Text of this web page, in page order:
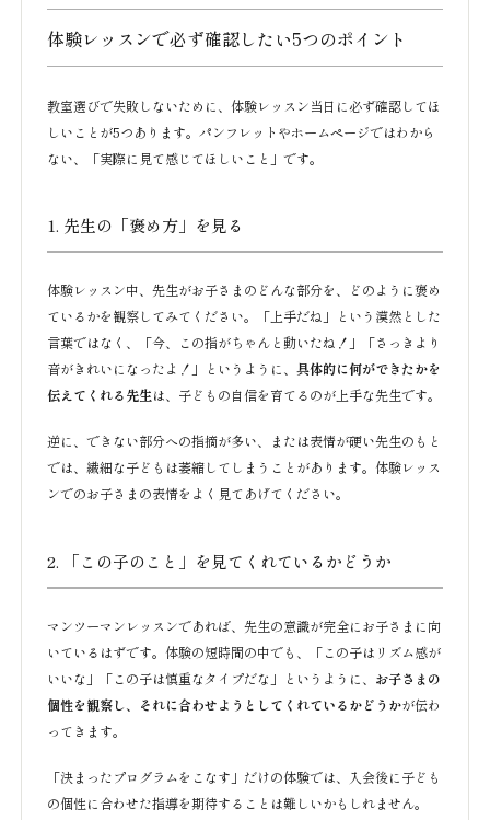
体験レッスンで必ず確認したい5つのポイント
教室選びで失敗しないために、体験レッスン当日に必ず確認してほ
しいことが5つあります。パンフレットやホームページではわから
ない、「実際に見て感じてほしいこと」です。
1. 先生の「褒め方」を見る
体験レッスン中、先生がお子さまのどんな部分を、どのように褒め
ているかを観察してみてください。「上手だね」という漠然とした
言葉ではなく、「今、この指がちゃんと動いたね！」「さっきより
音がきれいになったよ！」というように、具体的に何ができたかを
伝えてくれる先生 は、子どもの自信を育てるのが上手な先生です。
逆に、できない部分への指摘が多い、または表情が硬い先生のもと
では、繊細な子どもは萎縮してしまうことがあります。体験レッス
ンでのお子さまの表情をよく見てあげてください。
2. 「この子のこと」を見てくれているかどうか
マンツーマンレッスンであれば、先生の意識が完全にお子さまに向
いているはずです。体験の短時間の中でも、「この子はリズム感が
いいな」「この子は慎重なタイプだな」というように、 お子さまの
個性を観察し、それに合わせようとしてくれているかどうかが伝わ
ってきます。
「決まったプログラムをこなす」だけの体験では、入会後に子ども
の個性に合わせた指導を期待することは難しいかもしれません。